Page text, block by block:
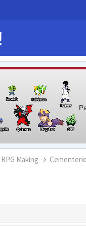
Making